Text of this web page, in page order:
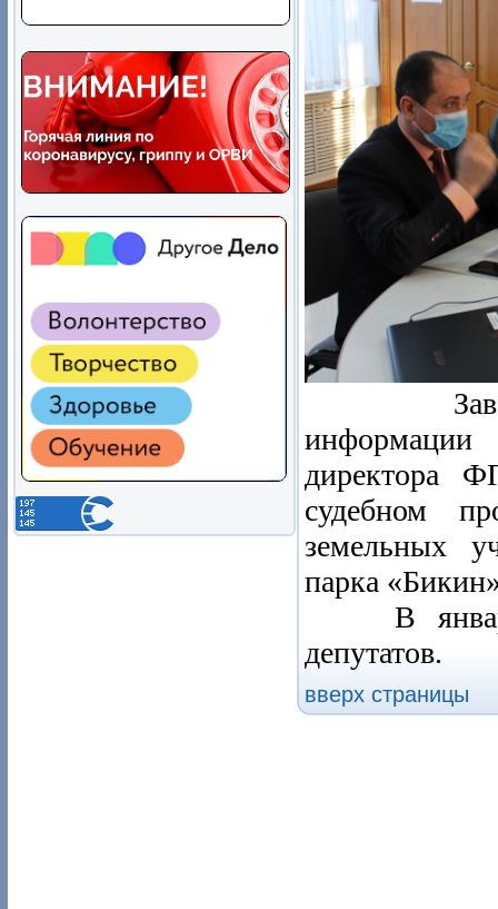
директора
судебном
земельных
парка
В
депутатов.
вверх страницы